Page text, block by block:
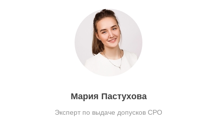
Мария Пастухова
Эксперт по выдаче допусков СРО